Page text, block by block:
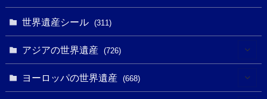
世界遺産シール (311)
アジアの世界遺産 (726)
(6)
ヨーロッパの世界遺産 (668)